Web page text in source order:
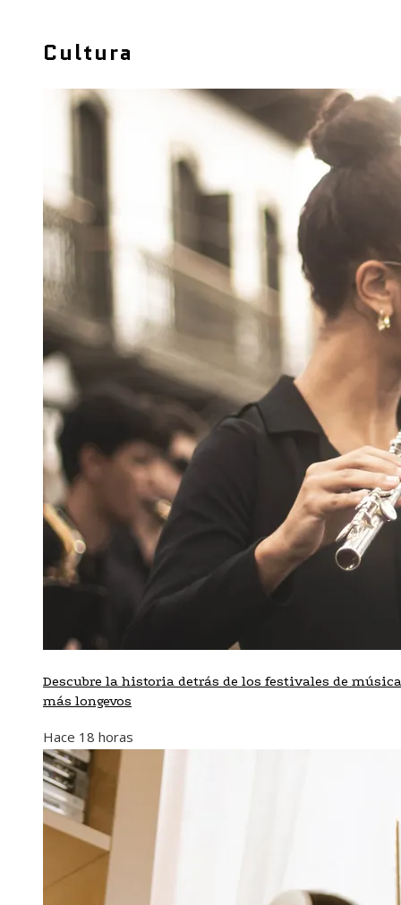
Cultura
Descubre la historia detrás de los festivales de música
más longevos
Hace 18 horas